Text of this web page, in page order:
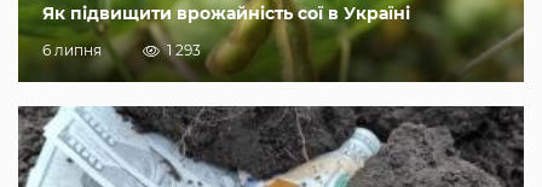
Як підвищити врожайність сої в Україні
6 липня 1 293